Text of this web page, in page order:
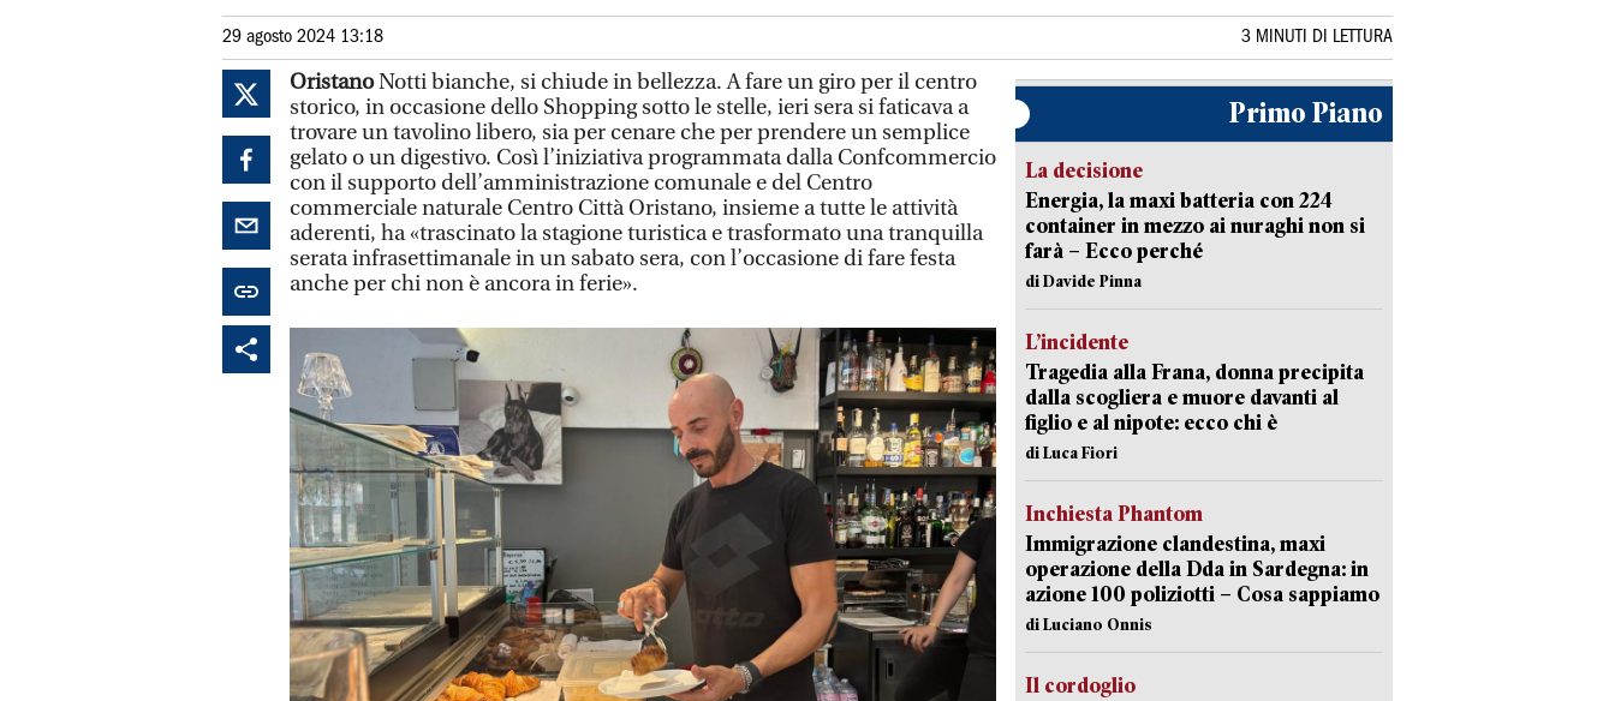
29 agosto 2024 13:18 3 MINUTI DI LETTURA
OristanoNotti bianche, si chiude in bellezza. A fare un giro per il centro
storico, in occasione dello Shopping sotto le stelle, ieri sera si faticava a
trovare un tavolino libero, sia per cenare che per prendere un semplice
gelato o un digestivo. Così l’iniziativa programmata dalla Confcommercio
con il supporto dell’amministrazione comunale e del Centro
commerciale naturale Centro Città Oristano, insieme a tutte le attività
aderenti, ha «trascinato la stagione turistica e trasformato una tranquilla
serata infrasettimanale in un sabato sera, con l’occasione di fare festa
anche per chi non è ancora in ferie».
Primo Piano
La decisione
Energia, la maxi batteria con 224
container in mezzo ai nuraghi non si
farà – Ecco perché
di Davide Pinna
L’incidente
Tragedia alla Frana, donna precipita
dalla scogliera e muore davanti al
figlio e al nipote: ecco chi è
di Luca Fiori
Inchiesta Phantom
Immigrazione clandestina, maxi
operazione della Dda in Sardegna: in
azione 100 poliziotti – Cosa sappiamo
di Luciano Onnis
Il cordoglio